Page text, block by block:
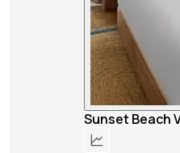
Sunset Beach